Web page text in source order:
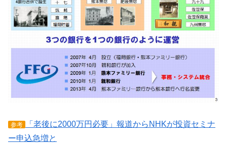
参考
「老後に2000万円必要」報道からNHKが投資セミナ
ー申込急増と